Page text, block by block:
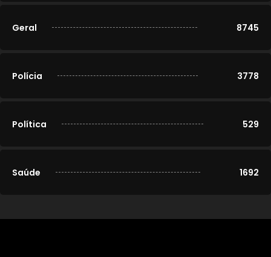
Geral 8745
Polícia 3778
Política 529
Saúde 1692